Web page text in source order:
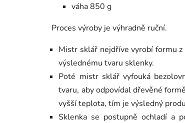
váha 850 g
Proces výroby je výhradně ruční.
Mistr sklář nejdříve vyrobí formu
výslednému tvaru sklenky.
Poté mistr sklář vyfouká
tvaru, aby odpovídal dřevěné
vyšší teplota, tím je výsledný
Sklenka se postupně ochladí a p